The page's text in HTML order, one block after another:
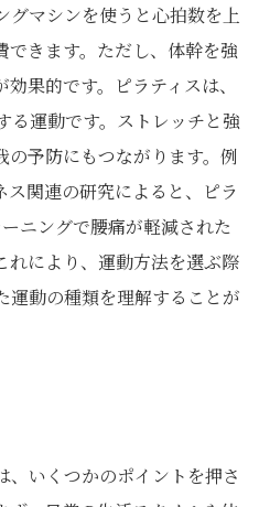
グマシンを使うと心拍数を上
できます。ただし、体幹を強
果的です。ピラティスは、
る運動です。ストレッチと強
予防にもつながります。例
関連の研究によると、ピラ
ニングで腰痛が軽減された
れにより、運動方法を選ぶ際
運動の種類を理解することが
、いくつかのポイントを押さ